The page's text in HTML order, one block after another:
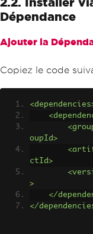
Dépendance
Ajouter la
Copiez le code
oupId>
ctId>
>
</
</